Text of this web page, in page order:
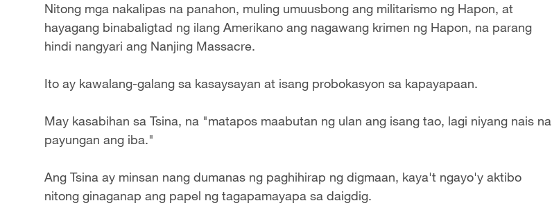
Nitong mga nakalipas na panahon, muling umuusbong ang militarismo ng Hapon, at
hayagang binabaligtad ng ilang Amerikano ang nagawang krimen ng Hapon, na parang
hindi nangyari ang Nanjing Massacre.
Ito ay kawalang-galang sa kasaysayan at isang probokasyon sa kapayapaan.
May kasabihan sa Tsina, na "matapos maabutan ng ulan ang isang tao, lagi niyang nais na
payungan ang iba."
Ang Tsina ay minsan nang dumanas ng paghihirap ng digmaan, kaya't ngayo'y aktibo
nitong ginaganap ang papel ng tagapamayapa sa daigdig.